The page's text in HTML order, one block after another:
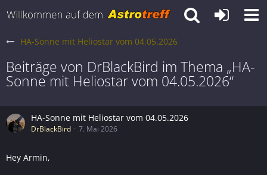
HA-Sonne mit Heliostar vom 04.05.2026
Beiträge von DrBlackBird im Thema „HA-
Sonne mit Heliostar vom 04.05.2026“
HA-Sonne mit Heliostar vom 04.05.2026
DrBlackBird 7. Mai 2026
Hey Armin,